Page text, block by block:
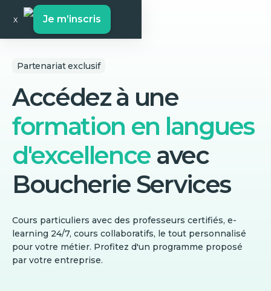
x Je m’inscris
Partenariat exclusif
Accédez à une
formation en langues
d'excellence avec
Boucherie Services
Cours particuliers avec des professeurs certifiés, e-
learning 24/7, cours collaboratifs, le tout personnalisé
pour votre métier. Profitez d'un programme proposé
par votre entreprise.